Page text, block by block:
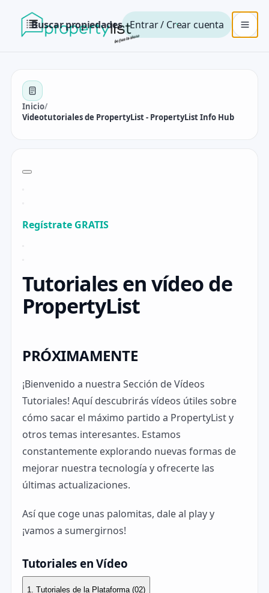
Buscar propiedades Entrar / Crear cuenta
Inicio/
Videotutoriales de PropertyList - PropertyList Info Hub
Regístrate GRATIS
Tutoriales en vídeo de
PropertyList
PRÓXIMAMENTE
¡Bienvenido a nuestra Sección de Vídeos
Tutoriales! Aquí descubrirás vídeos útiles sobre
cómo sacar el máximo partido a PropertyList y
otros temas interesantes. Estamos
constantemente explorando nuevas formas de
mejorar nuestra tecnología y ofrecerte las
últimas actualizaciones.
Así que coge unas palomitas, dale al play y
¡vamos a sumergirnos!
Tutoriales en Vídeo
1. Tutoriales de la Plataforma (02)